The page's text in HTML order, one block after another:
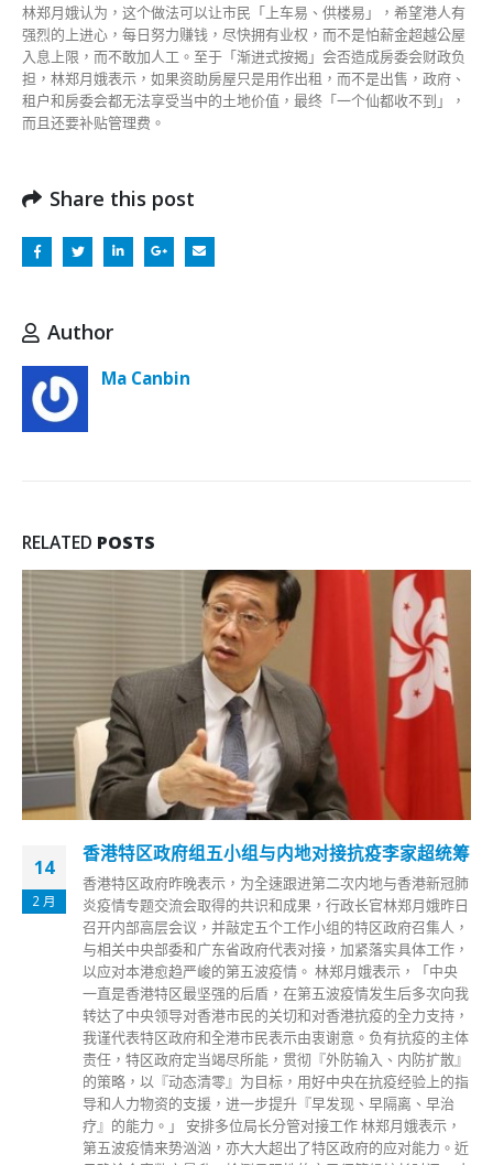
林郑月娥认为，这个做法可以让市民「上车易、供楼易」，希望港人有
强烈的上进心，每日努力赚钱，尽快拥有业权，而不是怕薪金超越公屋
入息上限，而不敢加人工。至于「渐进式按揭」会否造成房委会财政负
担，林郑月娥表示，如果资助房屋只是用作出租，而不是出售，政府、
租户和房委会都无法享受当中的土地价值，最终「一个仙都收不到」，
而且还要补贴管理费。
Share this post
Author
Ma Canbin
RELATED POSTS
李家超统筹
与香港新冠肺
林郑月娥昨日
政府召集人，
实具体工作，
示，「中央
生后多次向我
的全力支持，
有抗疫的主体
、内防扩散』
疫经验上的指
隔离、早治
郑月娥表示，
应对能力。近
09
12 月
GODIVA 6款法国雪糕含禁用除害剂
促即时停售
香港食物安全中心今日(9日)公布，GODIVA品
口雪榚 ，因有关产品部分批次所使用的稳定剂
洲联盟禁用的除害剂环氧乙烷，受影响产品已
业界如持有受影响批次的产品，应立即停止使
安中心表示，GODIVA的6款产品包括
Cheesecake Flavoured Ice Cream”、“Milk
Frozen Confection with Dark Chocolate”、
read more